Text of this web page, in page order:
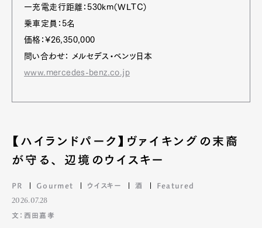
Gourmet Cars
Product Culture
一充電走行距離：530km（WLTC）
乗車定員：5名
価格：¥26,350,000
問い合わせ： メルセデス・ベンツ日本
www.mercedes-benz.co.jp
【ハイランドパーク】ヴァイキングの末裔
が守る、 辺境のウイスキー
PR Gourmet ウイスキー 酒 Featured
2026.07.28
文：西田嘉孝